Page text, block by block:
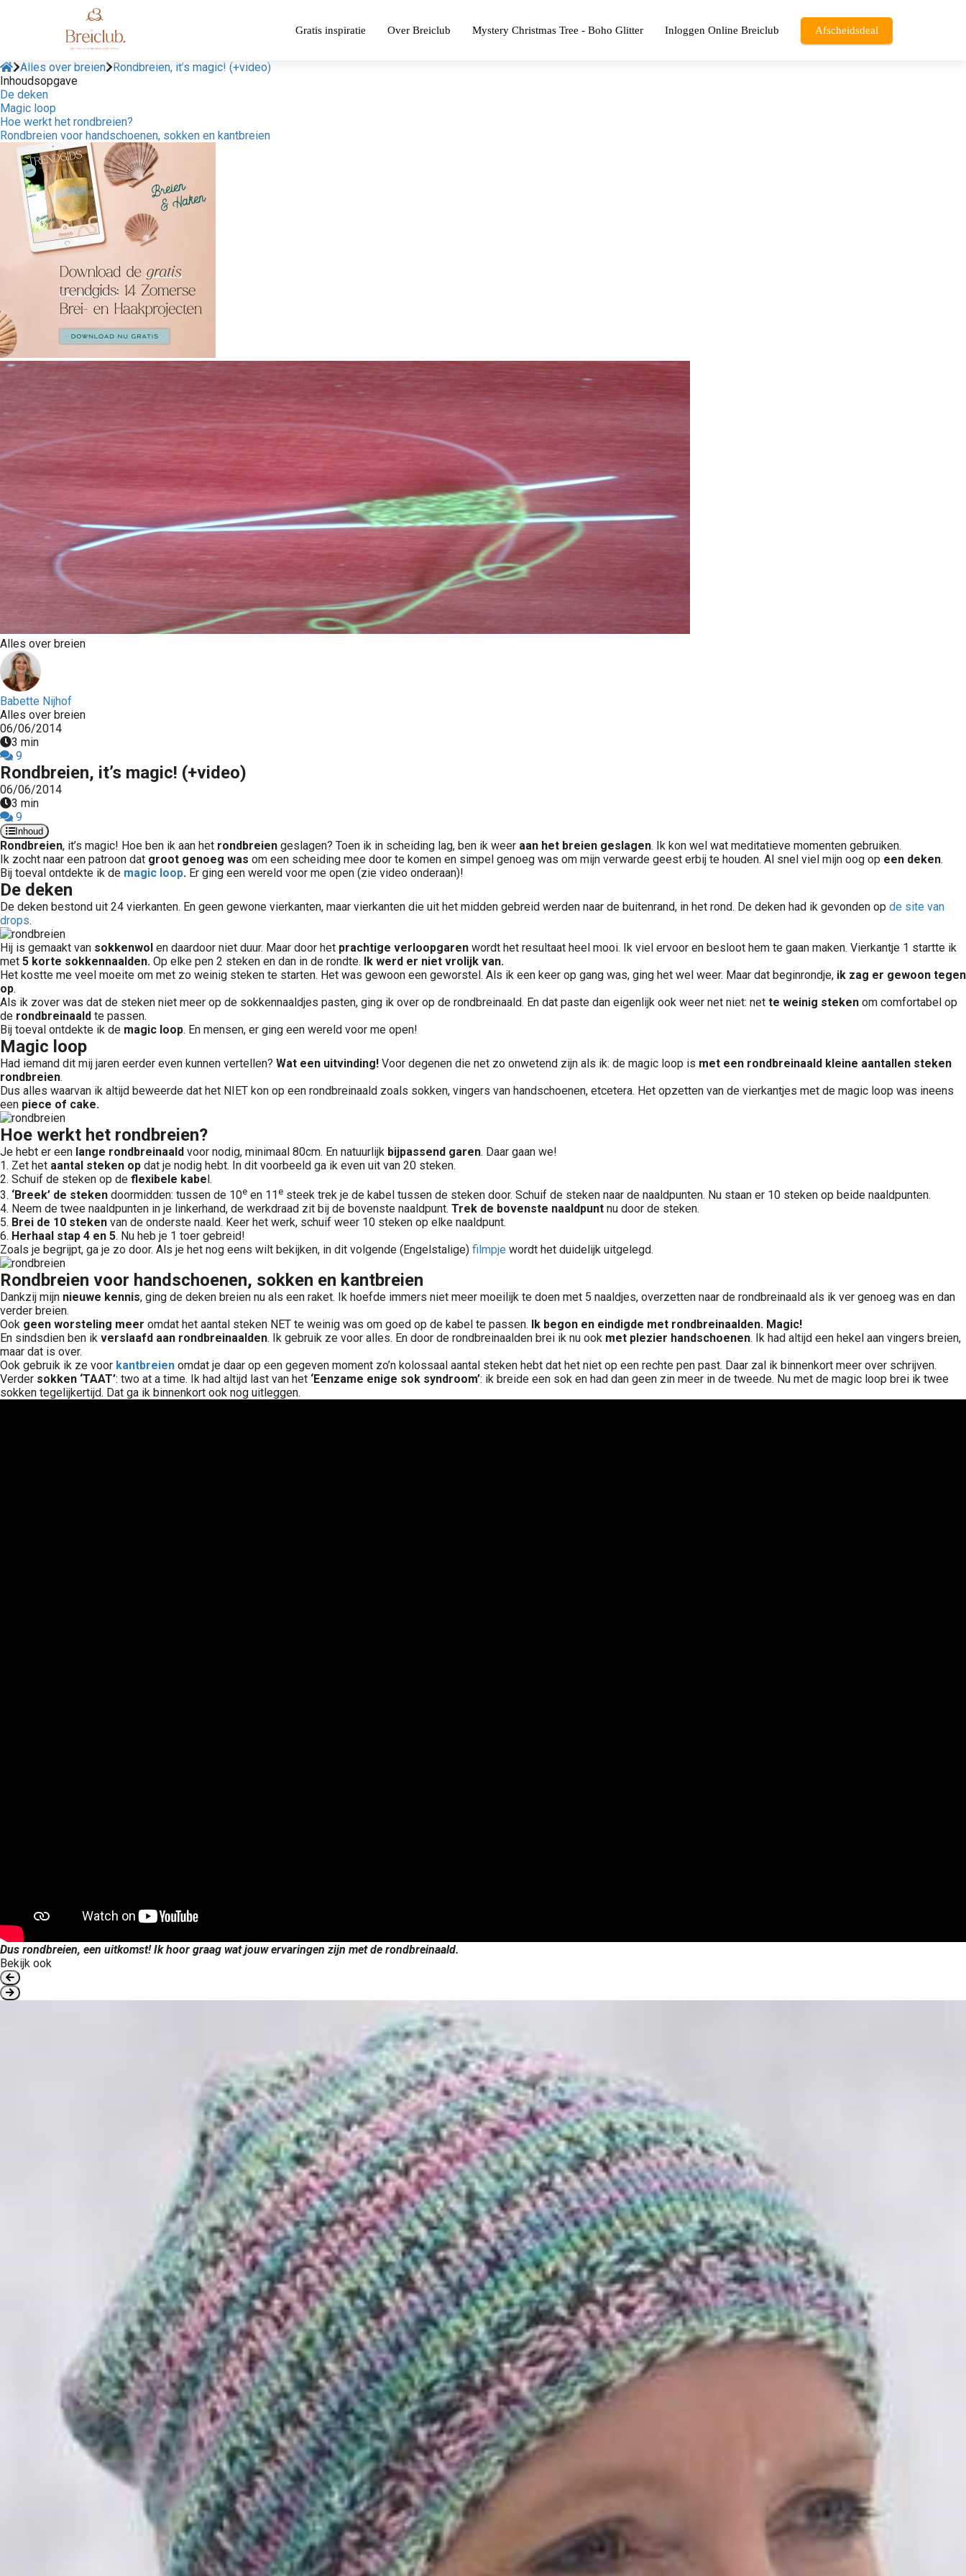
Gratis inspiratie Over Breiclub Mystery Christmas Tree - Boho Glitter Inloggen Online Breiclub Afscheidsdeal
Alles over breien
Rondbreien, it’s magic! (+video)
Inhoudsopgave
De deken
Magic loop
Hoe werkt het rondbreien?
Rondbreien voor handschoenen, sokken en kantbreien
Alles over breien
Babette Nijhof
Alles over breien
06/06/2014
3 min
9
Rondbreien, it’s magic! (+video)
06/06/2014
3 min
9
Inhoud
Rondbreien, it’s magic! Hoe ben ik aan het rondbreien geslagen? Toen ik in scheiding lag, ben ik weer aan het breien geslagen. Ik kon wel wat meditatieve momenten gebruiken.
Ik zocht naar een patroon dat groot genoeg was om een scheiding mee door te komen en simpel genoeg was om mijn verwarde geest erbij te houden. Al snel viel mijn oog op een deken.
Bij toeval ontdekte ik de magic loop. Er ging een wereld voor me open (zie video onderaan)!
De deken
De deken bestond uit 24 vierkanten. En geen gewone vierkanten, maar vierkanten die uit het midden gebreid werden naar de buitenrand, in het rond. De deken had ik gevonden op de site van
drops.
Hij is gemaakt van sokkenwol en daardoor niet duur. Maar door het prachtige verloopgaren wordt het resultaat heel mooi. Ik viel ervoor en besloot hem te gaan maken. Vierkantje 1 startte ik
met 5 korte sokkennaalden. Op elke pen 2 steken en dan in de rondte. Ik werd er niet vrolijk van.
Het kostte me veel moeite om met zo weinig steken te starten. Het was gewoon een geworstel. Als ik een keer op gang was, ging het wel weer. Maar dat beginrondje, ik zag er gewoon tegen
op.
Als ik zover was dat de steken niet meer op de sokkennaaldjes pasten, ging ik over op de rondbreinaald. En dat paste dan eigenlijk ook weer net niet: net te weinig steken om comfortabel op
de rondbreinaald te passen.
Bij toeval ontdekte ik de magic loop. En mensen, er ging een wereld voor me open!
Magic loop
Had iemand dit mij jaren eerder even kunnen vertellen? Wat een uitvinding! Voor degenen die net zo onwetend zijn als ik: de magic loop is met een rondbreinaald kleine aantallen steken
rondbreien.
Dus alles waarvan ik altijd beweerde dat het NIET kon op een rondbreinaald zoals sokken, vingers van handschoenen, etcetera. Het opzetten van de vierkantjes met de magic loop was ineens
een piece of cake.
Hoe werkt het rondbreien?
Je hebt er een lange rondbreinaald voor nodig, minimaal 80cm. En natuurlijk bijpassend garen. Daar gaan we!
1. Zet het aantal steken op dat je nodig hebt. In dit voorbeeld ga ik even uit van 20 steken.
2. Schuif de steken op de flexibele kabel.
3. ‘Breek’ de steken doormidden: tussen de 10e en 11 e steek trek je de kabel tussen de steken door. Schuif de steken naar de naaldpunten. Nu staan er 10 steken op beide naaldpunten.
4. Neem de twee naaldpunten in je linkerhand, de werkdraad zit bij de bovenste naaldpunt. Trek de bovenste naaldpunt nu door de steken.
5. Brei de 10 steken van de onderste naald. Keer het werk, schuif weer 10 steken op elke naaldpunt.
6. Herhaal stap 4 en 5. Nu heb je 1 toer gebreid!
Zoals je begrijpt, ga je zo door. Als je het nog eens wilt bekijken, in dit volgende (Engelstalige) filmpje wordt het duidelijk uitgelegd.
Rondbreien voor handschoenen, sokken en kantbreien
Dankzij mijn nieuwe kennis, ging de deken breien nu als een raket. Ik hoefde immers niet meer moeilijk te doen met 5 naaldjes, overzetten naar de rondbreinaald als ik ver genoeg was en dan
verder breien.
Ook geen worsteling meer omdat het aantal steken NET te weinig was om goed op de kabel te passen.
Ik begon en eindigde met rondbreinaalden. Magic!
En sindsdien ben ik verslaafd aan rondbreinaalden. Ik gebruik ze voor alles. En door de rondbreinaalden brei ik nu ook met plezier handschoenen. Ik had altijd een hekel aan vingers breien,
maar dat is over.
Ook gebruik ik ze voor kantbreien omdat je daar op een gegeven moment zo’n kolossaal aantal steken hebt dat het niet op een rechte pen past. Daar zal ik binnenkort meer over schrijven.
Verder sokken ‘TAAT’: two at a time. Ik had altijd last van het ‘Eenzame enige sok syndroom’: ik breide een sok en had dan geen zin meer in de tweede. Nu met de magic loop brei ik twee
sokken tegelijkertijd. Dat ga ik binnenkort ook nog uitleggen.
Dus rondbreien, een uitkomst! Ik hoor graag wat jouw ervaringen zijn met de rondbreinaald.
Bekijk ook